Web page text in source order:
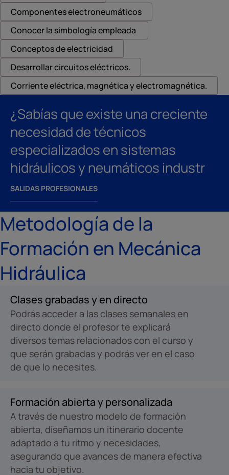
Componentes electroneumáticos
Conocer la simbología empleada
Conceptos de electricidad
Desarrollar circuitos eléctricos.
Corriente eléctrica, magnética y electromagnética.
¿Sabías que existe una creciente
necesidad de técnicos
especializados en sistemas
hidráulicos y neumáticos industr
SALIDAS PROFESIONALES
Metodología de la
Formación en Mecánica
Hidráulica
Clases grabadas y en directo
Podrás acceder a las clases semanales en
directo donde el profesor te explicará
diversos temas relacionados con el curso y
que serán grabadas y podrás ver en el caso
de que lo necesites.
Formación abierta y personalizada
A través de nuestro modelo de formación
abierta, diseñamos un itinerario docente
adaptado a tu ritmo y necesidades,
asegurando que avances de manera efectiva
hacia tu objetivo.